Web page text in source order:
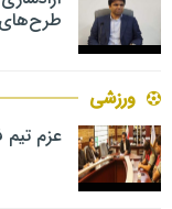
طرح‌های
ورزشی
عزم تیم